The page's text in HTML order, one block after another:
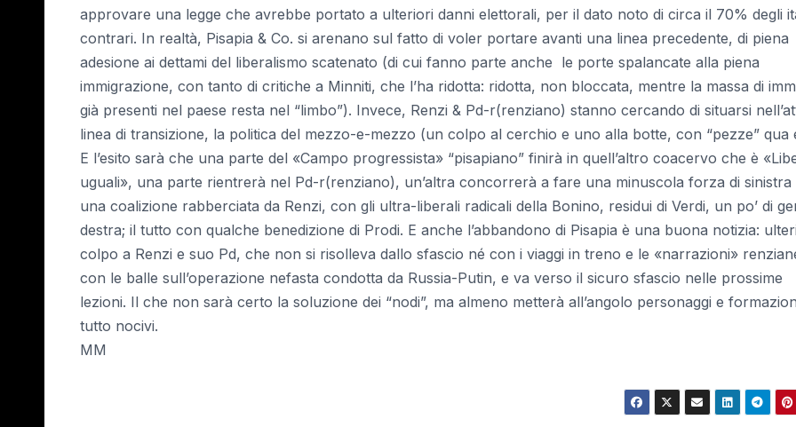
approvare una legge che avrebbe portato a ulteriori danni elettorali, per il dato noto di circa il 70% degli
contrari. In realtà, Pisapia & Co. si arenano sul fatto di voler portare avanti una linea precedente, di piena
adesione ai dettami del liberalismo scatenato (di cui fanno parte anche le porte spalancate alla piena
immigrazione, con tanto di critiche a Minniti, che l’ha ridotta: ridotta, non bloccata, mentre la massa di
già presenti nel paese resta nel “limbo”). Invece, Renzi & Pd-r(renziano) stanno cercando di situarsi
linea di transizione, la politica del mezzo-e-mezzo (un colpo al cerchio e uno alla botte, con “pezze” qua
E l’esito sarà che una parte del «Campo progressista» “pisapiano” finirà in quell’altro coacervo che è
uguali», una parte rientrerà nel Pd-r(renziano), un’altra concorrerà a fare una minuscola forza di sinistra
una coalizione rabberciata da Renzi, con gli ultra-liberali radicali della Bonino, residui di Verdi, un po’ di
destra; il tutto con qualche benedizione di Prodi. E anche l’abbandono di Pisapia è una buona notizia:
colpo a Renzi e suo Pd, che non si risolleva dallo sfascio né con i viaggi in treno e le «narrazioni»
con le balle sull’operazione nefasta condotta da Russia-Putin, e va verso il sicuro sfascio nelle prossime
lezioni. Il che non sarà certo la soluzione dei “nodi”, ma almeno metterà all’angolo personaggi e
tutto nocivi.
MM